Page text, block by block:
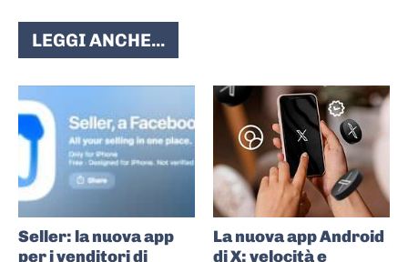
LEGGI ANCHE...
Seller: la nuova app
per i venditori di
La nuova app Android
di X: velocità e